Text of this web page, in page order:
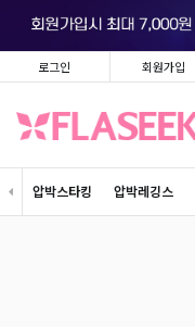
로그인 회원가입
압박스타킹 압박레깅스